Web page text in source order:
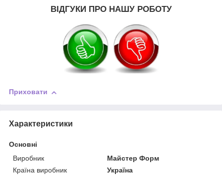
ВІДГУКИ ПРО НАШУ РОБОТУ
Приховати
Характеристики
Основні
Виробник
Майстер Форм
Країна виробник
Україна